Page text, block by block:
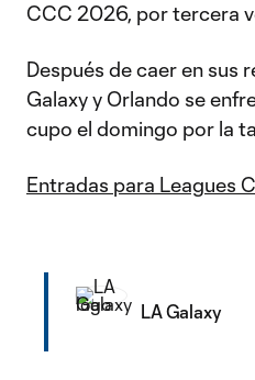
CCC 2026, por tercera
Después de caer en sus
Galaxy y Orlando se
cupo el domingo por la
Entradas para Leagues
LA Galaxy